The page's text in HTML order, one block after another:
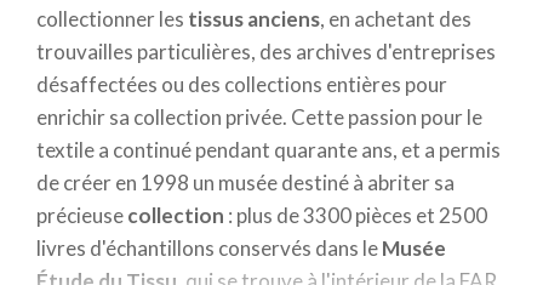
collectionner les tissus anciens, en achetant des
trouvailles particulières, des archives d'entreprises
désaffectées ou des collections entières pour
enrichir sa collection privée. Cette passion pour le
textile a continué pendant quarante ans, et a permis
de créer en 1998 un musée destiné à abriter sa
précieusecollection : plus de 3300 pièces et 2500
livres d'échantillons conservés dans leMusée